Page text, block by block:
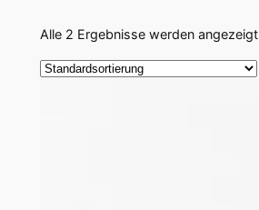
Alle 2 Ergebnisse werden angezeigt